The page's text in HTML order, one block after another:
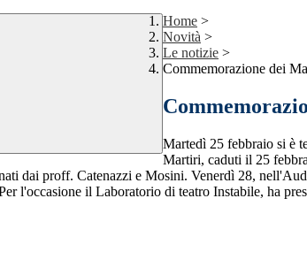
Home >
Novità >
Le notizie >
Commemorazione dei
Martedì 25 febbraio si è
Martiri, caduti il 25
proff. Catenazzi e Mosini. Venerdì 28,
l'occasione il Laboratorio di teatro Instabile, ha